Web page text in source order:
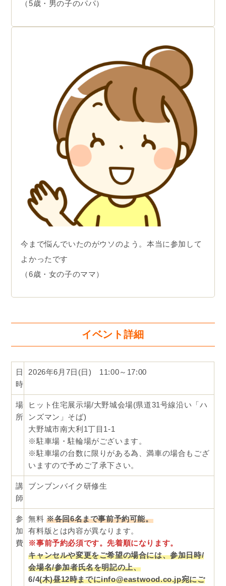
（5歳・男の子のパパ）
今まで悩んでいたのがウソのよう。本当に参加して
よかったです
（6歳・女の子のママ）
イベント詳細
日
時
2026年6月7日(日) 11:00～17:00
場
所
ヒット住宅展示場/大野城会場(県道31号線沿い「ハ
ンズマン」そば)
大野城市南大利1丁目1-1
※駐車場・駐輪場がございます。
※駐車場の台数に限りがある為、満車の場合もござ
いますので予めご了承下さい。
講
師
ブンブンバイク研修生
参
加
費
無料※各回6名まで事前予約可能。
有料版とは内容が異なります。
※事前予約必須です。先着順になります。
キャンセルや変更をご希望の場合には、参加日時/
会場名/参加者氏名を明記の上、
6/4(木)昼12時までにinfo@eastwood.co.jp宛にご